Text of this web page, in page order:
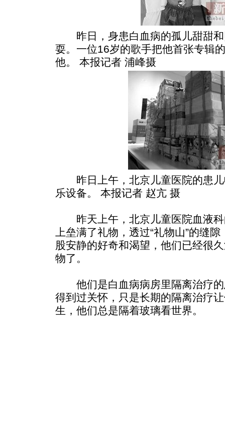
昨日，身患白血病的孤儿甜甜和
耍。一位16岁的歌手把他首张专辑
他。 本报记者 浦峰摄
昨日上午，北京儿童医院的患儿
乐设备。 本报记者 赵亢 摄
昨天上午，北京儿童医院血液科
上垒满了礼物，透过“礼物山”的缝
股安静的好奇和渴望，他们已经很
物了。
他们是白血病病房里隔离治疗的
得到过关怀，只是长期的隔离治疗
生，他们总是隔着玻璃看世界。